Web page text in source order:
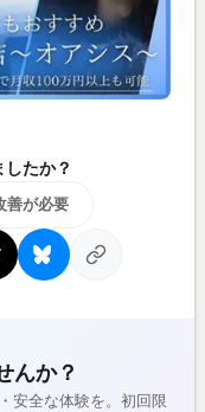
たか？
善が必要
んか？
安全な体験を。初回限